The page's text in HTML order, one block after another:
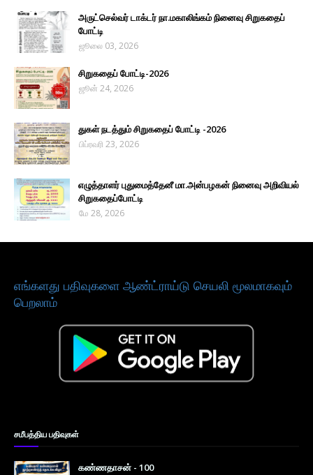
அருட்செல்வர் டாக்டர் நா.மகாலிங்கம் நினைவு சிறுகதைப்
போட்டி
ஜூலை 03, 2026
சிறுகதைப் போட்டி-2026
ஜூன் 24, 2026
துகள் நடத்தும் சிறுகதைப் போட்டி -2026
பிப்ரவரி 23, 2026
எழுத்தாளர் புதுமைத்தேனீ மா.அன்பழகன் நினைவு அறிவியல்
சிறுகதைப்போட்டி
மே 28, 2026
எங்களது பதிவுகளை ஆண்ட்ராய்டு செயலி மூலமாகவும்
பெறலாம்
சமீபத்திய பதிவுகள்
கண்ணதாசன் - 100